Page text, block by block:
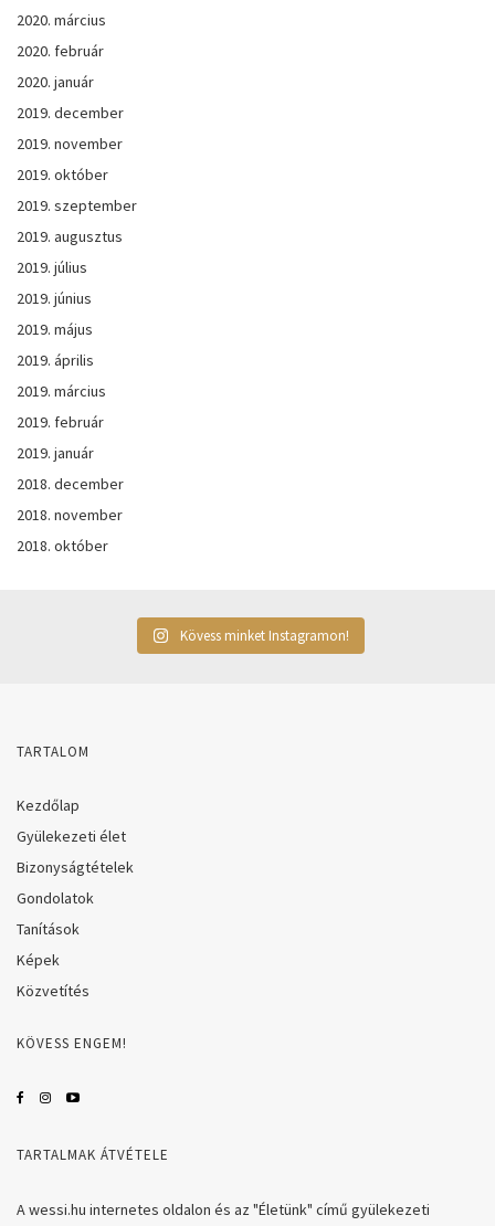
2020. március
2020. február
2020. január
2019. december
2019. november
2019. október
2019. szeptember
2019. augusztus
2019. július
2019. június
2019. május
2019. április
2019. március
2019. február
2019. január
2018. december
2018. november
2018. október
Kövess minket Instagramon!
TARTALOM
Kezdőlap
Gyülekezeti élet
Bizonyságtételek
Gondolatok
Tanítások
Képek
Közvetítés
KÖVESS ENGEM!
TARTALMAK ÁTVÉTELE
A wessi.hu internetes oldalon és az "Életünk" című gyülekezeti